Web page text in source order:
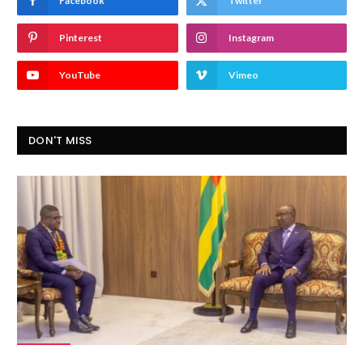
Pinterest Instagram
YouTube Vimeo
DON'T MISS